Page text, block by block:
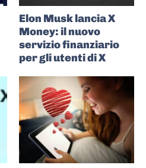
Elon Musk lancia X
Money: il nuovo
servizio finanziario
per gli utenti di X